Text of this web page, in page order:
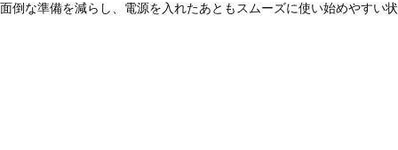
面倒な準備を減らし、電源を入れたあともスムーズに使い始めやすい